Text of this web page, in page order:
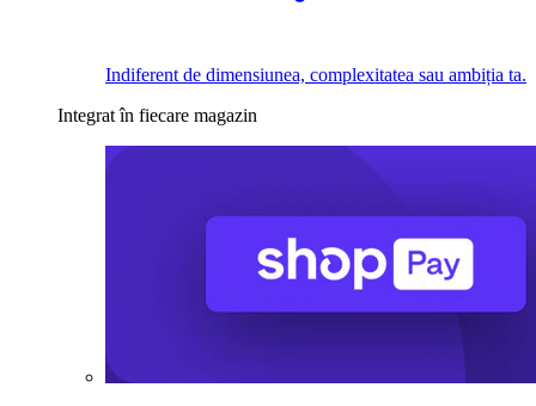
Indiferent de dimensiunea, complexitatea sau ambiția ta.
Integrat în fiecare magazin